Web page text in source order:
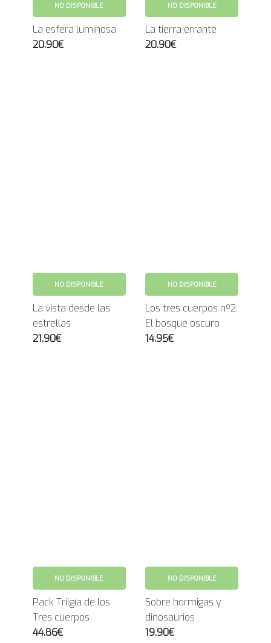
NO DISPONIBLE
La esfera luminosa
20.90€
NO DISPONIBLE
La tierra errante
20.90€
NO DISPONIBLE
La vista desde las
estrellas
21.90€
NO DISPONIBLE
Los tres cuerpos nº2.
El bosque oscuro
14.95€
NO DISPONIBLE
Pack Trilgía de los
Tres cuerpos
44.86€
NO DISPONIBLE
Sobre hormigas y
dinosaurios
19.90€